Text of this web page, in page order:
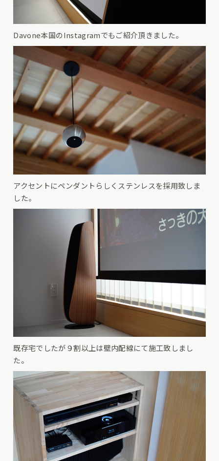
Davone本国のInstagramでもご紹介頂きました。
アクセントにペンダントらしくステンレスを採用致しま
した。
既存宅でしたが９割以上は壁内配線にて施工致しまし
た。